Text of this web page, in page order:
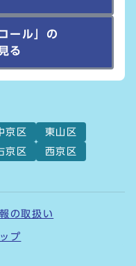
ール」の
る
京区
東山区
京区
西京区
の取扱い
プ